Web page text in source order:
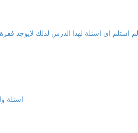
لم استلم اي اسئلة لهذا الدرس لذلك لايوجد
اسئلة